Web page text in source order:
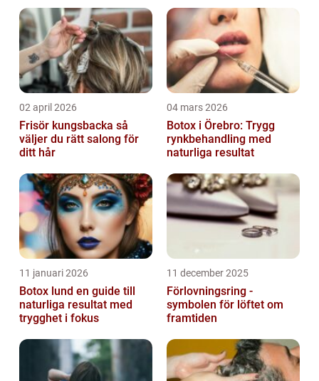
02 april 2026
Frisör kungsbacka så
väljer du rätt salong för
ditt hår
04 mars 2026
Botox i Örebro: Trygg
rynkbehandling med
naturliga resultat
11 januari 2026
Botox lund en guide till
naturliga resultat med
trygghet i fokus
11 december 2025
Förlovningsring -
symbolen för löftet om
framtiden